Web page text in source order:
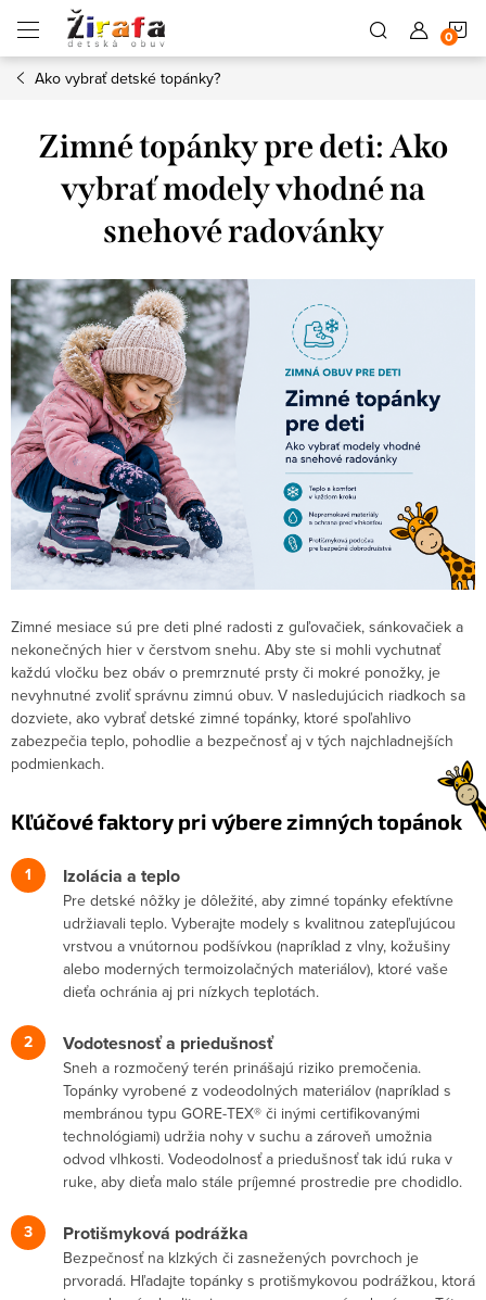
obsah
Ako vybrať detské topánky?
Zimné topánky pre deti: Ako
vybrať modely vhodné na
snehové radovánky
Zimné mesiace sú pre deti plné radosti z guľovačiek, sánkovačiek a
nekonečných hier v čerstvom snehu. Aby ste si mohli vychutnať
každú vločku bez obáv o premrznuté prsty či mokré ponožky, je
nevyhnutné zvoliť správnu zimnú obuv. V nasledujúcich riadkoch sa
dozviete, ako vybrať detské zimné topánky, ktoré spoľahlivo
zabezpečia teplo, pohodlie a bezpečnosť aj v tých najchladnejších
podmienkach.
Kľúčové faktory pri výbere zimných topánok
Izolácia a teplo
Pre detské nôžky je dôležité, aby zimné topánky efektívne
udržiavali teplo. Vyberajte modely s kvalitnou zatepľujúcou
vrstvou a vnútornou podšívkou (napríklad z vlny, kožušiny
alebo moderných termoizolačných materiálov), ktoré vaše
dieťa ochránia aj pri nízkych teplotách.
Vodotesnosť a priedušnosť
Sneh a rozmočený terén prinášajú riziko premočenia.
Topánky vyrobené z vodeodolných materiálov (napríklad s
membránou typu GORE-TEX® či inými certifikovanými
technológiami) udržia nohy v suchu a zároveň umožnia
odvod vlhkosti. Vodeodolnosť a priedušnosť tak idú ruka v
ruke, aby dieťa malo stále príjemné prostredie pre chodidlo.
Protišmyková podrážka
Bezpečnosť na klzkých či zasnežených povrchoch je
prvoradá. Hľadajte topánky s protišmykovou podrážkou, ktorá